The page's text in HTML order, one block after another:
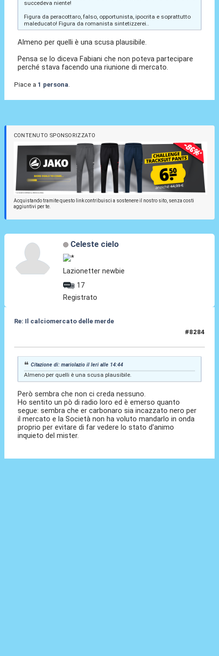
succedeva niente!
Figura da peracottaro, falso, opportunista, ipocrita e soprattutto
maleducato! Figura da romanista sintetizzerei..
Almeno per quelli è una scusa plausibile.
Pensa se lo diceva Fabiani che non poteva partecipare
perché stava facendo una riunione di mercato.
Piace a 1 persona
CONTENUTO SPONSORIZZATO
Acquistando tramite questo link contribuisci a sostenere il nostro sito, senza costi
aggiuntivi per te.
Celeste cielo
Lazionetter newbie
17
Registrato
Re: Il calciomercato delle merde
#8284
Citazione di: mariolazio ilIeri alle 14:44
Almeno per quelli è una scusa plausibile.
Però sembra che non ci creda nessuno.
Ho sentito un pò di radio loro ed è emerso quanto
segue: sembra che er carbonaro sia incazzato nero per
il mercato e la Società non ha voluto mandarlo in onda
proprio per evitare di far vedere lo stato d'animo
inquieto del mister.